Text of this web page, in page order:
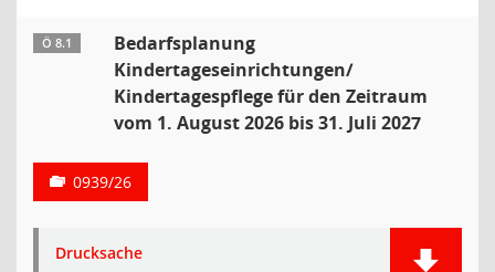
Ö 8.1
Bedarfsplanung
Kindertageseinrichtungen/
Kindertagespflege für den Zeitraum
vom 1. August 2026 bis 31. Juli 2027
0939/26
Drucksache